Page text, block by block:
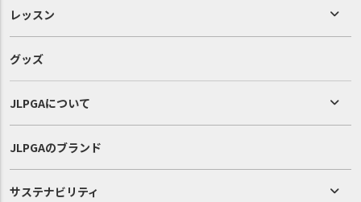
レッスン
グッズ
JLPGAについて
JLPGAのブランド
サステナビリティ